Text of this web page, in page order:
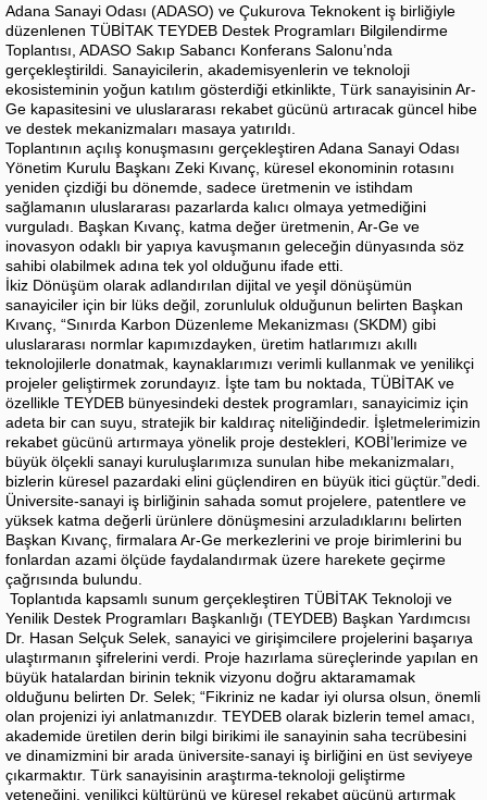
Adana Sanayi Odası (ADASO) ve Çukurova Teknokent iş birliğiyle
düzenlenen TÜBİTAK TEYDEB Destek Programları Bilgilendirme
Toplantısı, ADASO Sakıp Sabancı Konferans Salonu’nda
gerçekleştirildi. Sanayicilerin, akademisyenlerin ve teknoloji
ekosisteminin yoğun katılım gösterdiği etkinlikte, Türk sanayisinin Ar-
Ge kapasitesini ve uluslararası rekabet gücünü artıracak güncel hibe
ve destek mekanizmaları masaya yatırıldı.
Toplantının açılış konuşmasını gerçekleştiren Adana Sanayi Odası
Yönetim Kurulu Başkanı Zeki Kıvanç, küresel ekonominin rotasını
yeniden çizdiği bu dönemde, sadece üretmenin ve istihdam
sağlamanın uluslararası pazarlarda kalıcı olmaya yetmediğini
vurguladı. Başkan Kıvanç, katma değer üretmenin, Ar-Ge ve
inovasyon odaklı bir yapıya kavuşmanın geleceğin dünyasında söz
sahibi olabilmek adına tek yol olduğunu ifade etti.
İkiz Dönüşüm olarak adlandırılan dijital ve yeşil dönüşümün
sanayiciler için bir lüks değil, zorunluluk olduğunun belirten Başkan
Kıvanç, “Sınırda Karbon Düzenleme Mekanizması (SKDM) gibi
uluslararası normlar kapımızdayken, üretim hatlarımızı akıllı
teknolojilerle donatmak, kaynaklarımızı verimli kullanmak ve yenilikçi
projeler geliştirmek zorundayız. İşte tam bu noktada, TÜBİTAK ve
özellikle TEYDEB bünyesindeki destek programları, sanayicimiz için
adeta bir can suyu, stratejik bir kaldıraç niteliğindedir. İşletmelerimizin
rekabet gücünü artırmaya yönelik proje destekleri, KOBİ’lerimize ve
büyük ölçekli sanayi kuruluşlarımıza sunulan hibe mekanizmaları,
bizlerin küresel pazardaki elini güçlendiren en büyük itici güçtür.”dedi.
Üniversite-sanayi iş birliğinin sahada somut projelere, patentlere ve
yüksek katma değerli ürünlere dönüşmesini arzuladıklarını belirten
Başkan Kıvanç, firmalara Ar-Ge merkezlerini ve proje birimlerini bu
fonlardan azami ölçüde faydalandırmak üzere harekete geçirme
çağrısında bulundu.
Toplantıda kapsamlı sunum gerçekleştiren TÜBİTAK Teknoloji ve
Yenilik Destek Programları Başkanlığı (TEYDEB) Başkan Yardımcısı
Dr. Hasan Selçuk Selek, sanayici ve girişimcilere projelerini başarıya
ulaştırmanın şifrelerini verdi. Proje hazırlama süreçlerinde yapılan en
büyük hatalardan birinin teknik vizyonu doğru aktaramamak
olduğunu belirten Dr. Selek; “Fikriniz ne kadar iyi olursa olsun, önemli
olan projenizi iyi anlatmanızdır. TEYDEB olarak bizlerin temel amacı,
akademide üretilen derin bilgi birikimi ile sanayinin saha tecrübesini
ve dinamizmini bir arada üniversite-sanayi iş birliğini en üst seviyeye
çıkarmaktır. Türk sanayisinin araştırma-teknoloji geliştirme
yeteneğini, yenilikçi kültürünü ve küresel rekabet gücünü artırmak